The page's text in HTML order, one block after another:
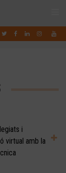
i
virtual amb la